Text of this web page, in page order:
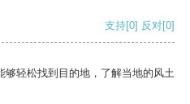
支持[0] 反对[0]
够轻松找到目的地，了解当地的风土